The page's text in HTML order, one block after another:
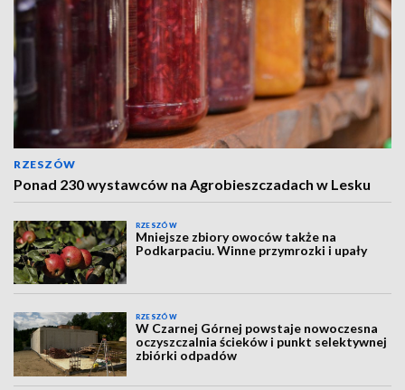
RZESZÓW
Ponad 230 wystawców na Agrobieszczadach w Lesku
RZESZÓW
Mniejsze zbiory owoców także na
Podkarpaciu. Winne przymrozki i upały
RZESZÓW
W Czarnej Górnej powstaje nowoczesna
oczyszczalnia ścieków i punkt selektywnej
zbiórki odpadów